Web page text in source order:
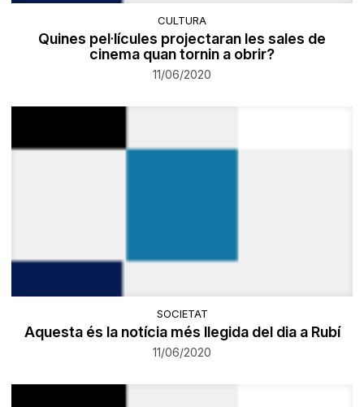
CULTURA
Quines pel·lícules projectaran les sales de
cinema quan tornin a obrir?
11/06/2020
SOCIETAT
Aquesta és la notícia més llegida del dia a Rubí
11/06/2020